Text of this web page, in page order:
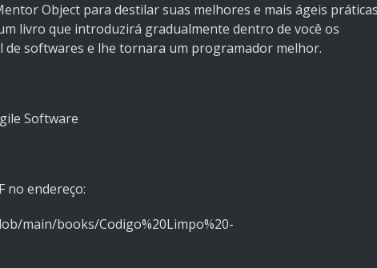
Object para destilar suas melhores e mais ágeis
livro que introduzirá gradualmente dentro de você os
de softwares e lhe tornara um programador melhor.
Software
no endereço:
main/books/Codigo%20Limpo%20-